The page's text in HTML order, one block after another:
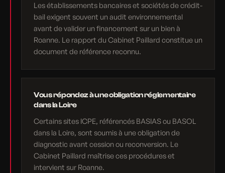
Les établissements bancaires et sociétés de crédit-
bail exigent souvent un audit environnemental
avant de valider un financement sur un bien à
Roanne. Le rapport du Cabinet Paillard constitue un
document de référence reconnu.
Vous répondez à une obligation réglementaire
dans la Loire
Certains sites ICPE, référencés BASIAS ou BASOL
dans la Loire, sont soumis à une obligation de
diagnostic avant cession ou reconversion. Le
Cabinet Paillard maîtrise ces procédures et
intervient sur Roanne.